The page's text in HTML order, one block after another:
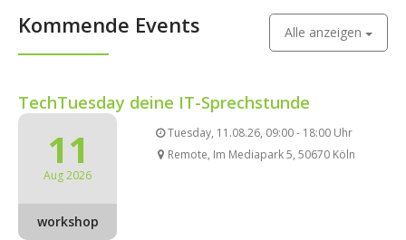
Kommende Events Alle anzeigen
TechTuesday deine IT-Sprechstunde
11
Aug 2026
workshop
Tuesday, 11.08.26, 09:00 - 18:00 Uhr
Remote, Im Mediapark 5, 50670 Köln